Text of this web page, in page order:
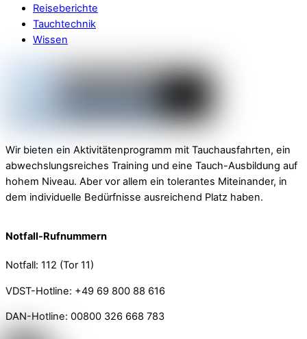
Reiseberichte
Tauchtechnik
Wissen
Wir bieten ein Aktivitätenprogramm mit Tauchausfahrten, ein
abwechslungsreiches Training und eine Tauch-Ausbildung auf
hohem Niveau. Aber vor allem ein tolerantes Miteinander, in
dem individuelle Bedürfnisse ausreichend Platz haben.
Notfall-Rufnummern
Notfall: 112 (Tor 11)
VDST-Hotline: +49 69 800 88 616
DAN-Hotline: 00800 326 668 783